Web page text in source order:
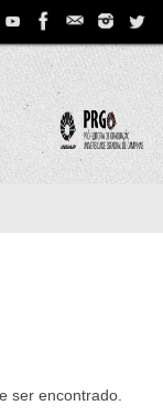
ser encontrado.